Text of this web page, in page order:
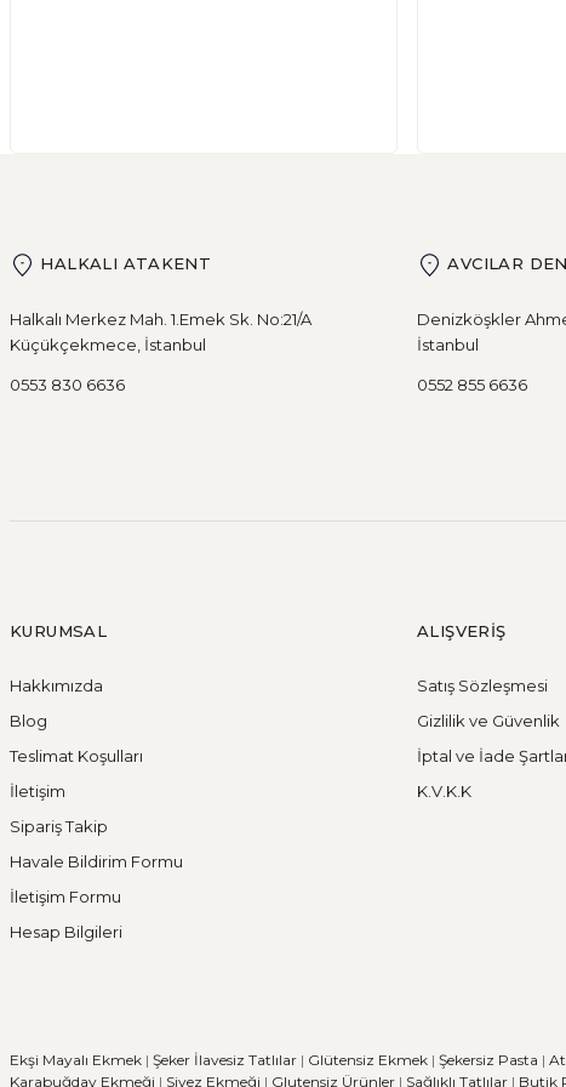
HALKALI ATAKENT
Halkalı Merkez Mah. 1.Emek Sk. No:21/A
Küçükçekmece, İstanbul
0553 830 6636
AVCILAR
Denizköşkler
İstanbul
0552 855 6636
KURUMSAL
Hakkımızda
Blog
Teslimat Koşulları
İletişim
Sipariş Takip
Havale Bildirim Formu
İletişim Formu
Hesap Bilgileri
ALIŞVERİŞ
Satış Sözleşmesi
Gizlilik ve Güvenlik
İptal ve İade
K.V.K.K
Ekşi Mayalı Ekmek | Şeker İlavesiz Tatlılar | Glütensiz Ekmek | Şekersiz Pasta |
Karabuğday Ekmeği | Siyez Ekmeği | Glutensiz Ürünler | Sağlıklı Tatlılar | Butik